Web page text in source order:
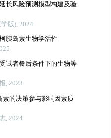
长风险预测模型构建及验
版), 2024
胰岛素生物学活性
试者餐后条件下的生物等
, 2023
素的决策参与影响因素质
, 2024